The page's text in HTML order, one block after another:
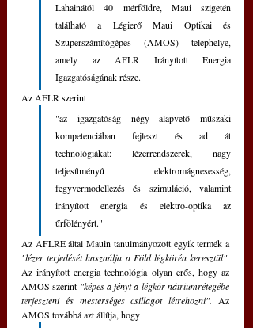
Lahainától 40 mérföldre, Maui szigetén
található a Légierő Maui Optikai és
Szuperszámítógépes (AMOS) telephelye,
amely az AFLR Irányított Energia
Igazgatóságának része.
Az AFLR szerint
"az igazgatóság négy alapvető műszaki
kompetenciában fejleszt és ad át
technológiákat: lézerrendszerek, nagy
teljesítményű elektromágnesesség,
fegyvermodellezés és szimuláció, valamint
irányított energia és elektro-optika az
űrfölényért."
Az AFLRE által Mauin tanulmányozott egyik termék a
"lézer terjedését használja a Föld légkörén keresztül".
Az irányított energia technológia olyan erős, hogy az
AMOS szerint "képes a fényt a légkör nátriumrétegébe
terjeszteni és mesterséges csillagot létrehozni". Az
AMOS továbbá azt állítja, hogy